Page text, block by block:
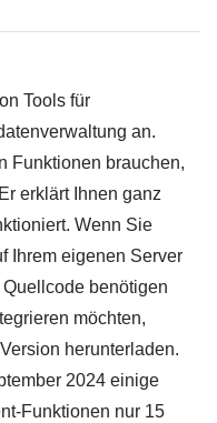
Tools für
an.
Funktionen brauchen,
erklärt Ihnen ganz
Wenn Sie
Ihrem eigenen Server
benötigen
möchten,
herunterladen.
2024 einige
Funktionen nur 15